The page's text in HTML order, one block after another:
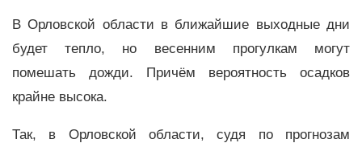
В Орловской области в ближайшие выходные дни
будет тепло, но весенним прогулкам могут
помешать дожди. Причём вероятность осадков
крайне высока.
Так, в Орловской области, судя по прогнозам